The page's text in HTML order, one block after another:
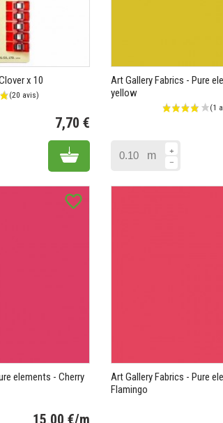
x 10
7,70 €
Add to cart
Art Gallery Fabrics - Pure
yellow
m
favorite_border
elements - Cherry
Art Gallery Fabrics - Pure
Flamingo